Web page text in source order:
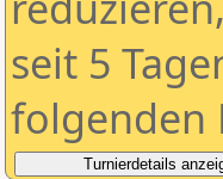
seit 5
folgenden